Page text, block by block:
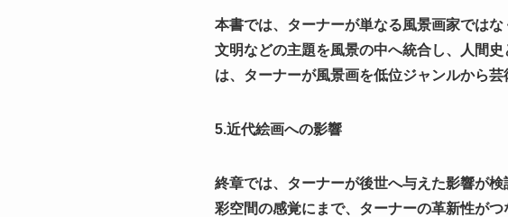
本書では、ターナーが単なる風景画家では
文明などの主題を風景の中へ統合し、人間
は、ターナーが風景画を低位ジャンルから
5.近代絵画への影響
終章では、ターナーが後世へ与えた影響が
彩空間の感覚にまで、ターナーの革新性が